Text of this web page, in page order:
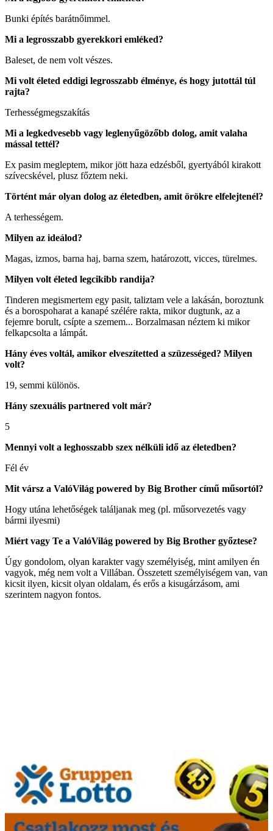
Bunki építés barátnőimmel.
Mi a legrosszabb gyerekkori emléked?
Baleset, de nem volt vészes.
Mi volt életed eddigi legrosszabb élménye, és hogy jutottál túl
rajta?
Terhességmegszakítás
Mi a legkedvesebb vagy leglenyűgözőbb dolog, amit valaha
mással tettél?
Ex pasim megleptem, mikor jött haza edzésből, gyertyából kirakott
szívecskével, plusz főztem neki.
Történt már olyan dolog az életedben, amit örökre elfelejtenél?
A terhességem.
Milyen az ideálod?
Magas, izmos, barna haj, barna szem, határozott, vicces, türelmes.
Milyen volt életed legcikibb randija?
Tinderen megismertem egy pasit, taliztam vele a lakásán, boroztunk
és a borospoharat a kanapé szélére rakta, mikor dugtunk, az a
fejemre borult, csípte a szemem... Borzalmasan néztem ki mikor
felkapcsolta a lámpát.
Hány éves voltál, amikor elveszítetted a szüzességed? Milyen
volt?
19, semmi különös.
Hány szexuális partnered volt már?
5
Mennyi volt a leghosszabb szex nélküli idő az életedben?
Fél év
Mit vársz a ValóVilág powered by Big Brother című műsortól?
Hogy utána lehetőségek találjanak meg (pl. műsorvezetés vagy
bármi ilyesmi)
Miért vagy Te a ValóVilág powered by Big Brother győztese?
Úgy gondolom, olyan karakter vagy személyiség, mint amilyen én
vagyok, még nem volt a Villában. Összetett személyiségem van, van
kicsit ilyen, kicsit olyan oldalam, és erős a kisugárzásom, ami
szerintem nagyon fontos.